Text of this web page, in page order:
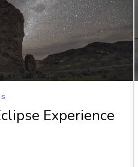
Experience